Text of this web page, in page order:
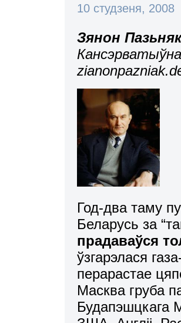
10 студзеня, 2008
Зянон
Год-два таму
Беларусь за
прадаваўся
ўзгарэлася
перарастае
Масква груба
Будапэшцкага